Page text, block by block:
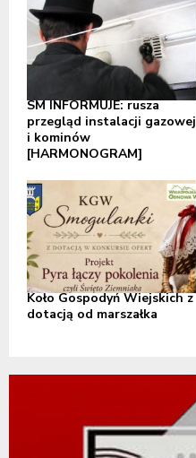
SM INFORMUJE: rusza
przegląd instalacji gazowej
i kominów
[HARMONOGRAM]
Koło Gospodyń Wiejskich z
dotacją od marszałka